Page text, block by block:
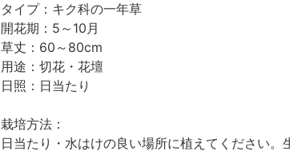
タイプ：キク科の一年草
開花期：5～10月
草丈：60～80cm
用途：切花・花壇
日照：日当たり
栽培方法：
日当たり・水はけの良い場所に植えてください。